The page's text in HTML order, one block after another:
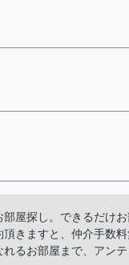
屋探し。できるだけお
きますと、仲介手数
るお部屋まで、アンテ